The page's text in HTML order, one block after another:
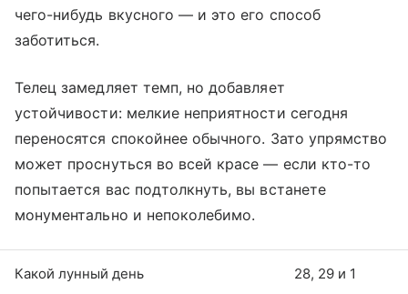
чего-нибудь вкусного — и это его способ
заботиться.
Телец замедляет темп, но добавляет
устойчивости: мелкие неприятности сегодня
переносятся спокойнее обычного. Зато упрямство
может проснуться во всей красе — если кто-то
попытается вас подтолкнуть, вы встанете
монументально и непоколебимо.
Какой лунный день 28, 29 и 1